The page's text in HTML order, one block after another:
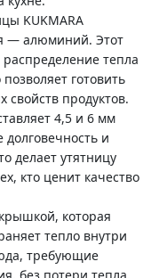
KUKMARA
— алюминий. Этот
тепла
готовить
свойств продуктов.
4,5 и 6 мм
долговечность и
делает утятницу
кто ценит качество
которая
тепло внутри
требующие